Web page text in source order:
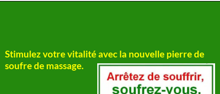
Stimulez votre vitalité avec la nouvelle pierre de
soufre de massage.